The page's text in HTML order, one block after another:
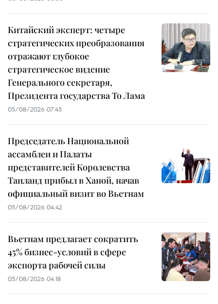
Китайский эксперт: четыре
стратегических преобразования
отражают глубокое
стратегическое видение
Генерального секретаря,
Президента государства То Лама
05/08/2026 07:45
Председатель Национальной
ассамблеи и Палаты
представителей Королевства
Таиланд прибыл в Ханой, начав
официальный визит во Вьетнам
05/08/2026 04:42
Вьетнам предлагает сократить
45% бизнес-условий в сфере
экспорта рабочей силы
05/08/2026 04:18